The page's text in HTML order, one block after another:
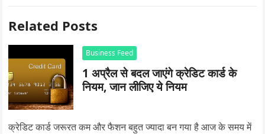
Related Posts
Business Feed
1 अप्रैल से बदल जाएंगे क्रेडिट कार्ड के
नियम, जान लीजिए ये नियम
क्रेडिट कार्ड जरूरत कम और फैशन बहुत ज्यादा बन गया है आज के समय में